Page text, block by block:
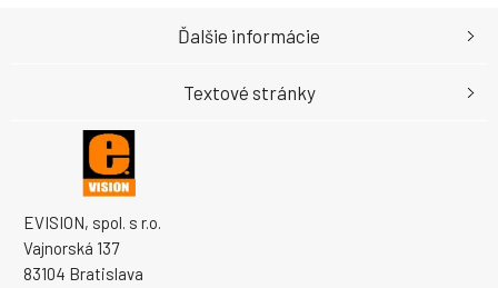
EVISION, spol. s r.o.
Vajnorská 137
83104 Bratislava
Ďalšie informácie
Textové stránky